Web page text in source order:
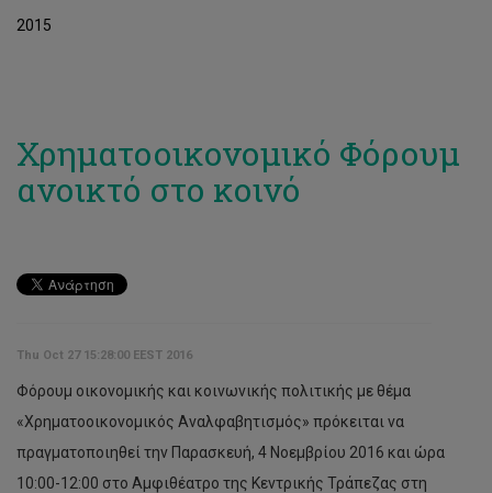
2015
Χρηματοοικονομικό Φόρουμ
ανοικτό στο κοινό
Thu Oct 27 15:28:00 EEST 2016
Φόρουμ οικονομικής και κοινωνικής πολιτικής με θέμα
«Χρηματοοικονομικός Αναλφαβητισμός» πρόκειται να
πραγματοποιηθεί την Παρασκευή, 4 Νοεμβρίου 2016 και ώρα
10:00-12:00 στο Αμφιθέατρο της Κεντρικής Τράπεζας στη